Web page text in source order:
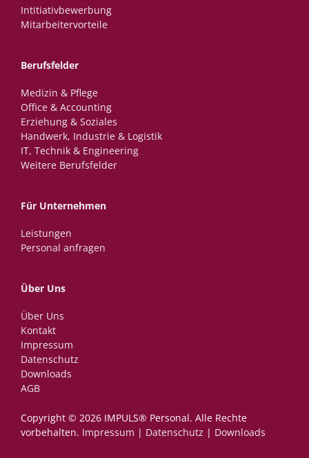
Intitiativbewerbung
Mitarbeitervorteile
Berufsfelder
Medizin & Pflege
Office & Accounting
Erziehung & Soziales
Handwerk, Industrie & Logistik
IT, Technik & Engineering
Weitere Berufsfelder
Für Unternehmen
Leistungen
Personal anfragen
Über Uns
Über Uns
Kontakt
Impressum
Datenschutz
Downloads
AGB
Copyright © 2026 IMPULS® Personal.­ ­Alle Rechte
vorbehalten. Impressum | Datenschutz | Downloads